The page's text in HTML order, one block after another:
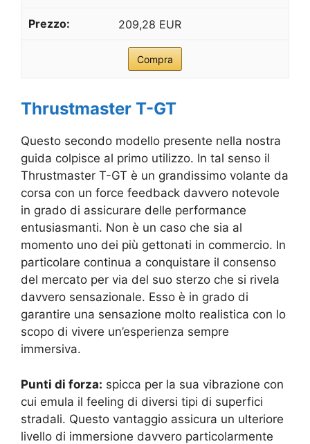
209,28 EUR
Compra
Thrustmaster T-GT
Questo secondo modello presente nella nostra
guida colpisce al primo utilizzo. In tal senso il
Thrustmaster T-GT è un grandissimo volante da
corsa con un force feedback davvero notevole
in grado di assicurare delle performance
entusiasmanti. Non è un caso che sia al
momento uno dei più gettonati in commercio. In
particolare continua a conquistare il consenso
del mercato per via del suo sterzo che si rivela
davvero sensazionale. Esso è in grado di
garantire una sensazione molto realistica con lo
scopo di vivere un’esperienza sempre
immersiva.
Punti di forza: spicca per la sua vibrazione con
cui emula il feeling di diversi tipi di superfici
stradali. Questo vantaggio assicura un ulteriore
livello di immersione davvero particolarmente